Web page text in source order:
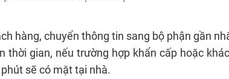
hàng, chuyển thông tin sang bộ phận gần
thời gian, nếu trường hợp khẩn cấp hoặc
sẽ có mặt tại nhà.